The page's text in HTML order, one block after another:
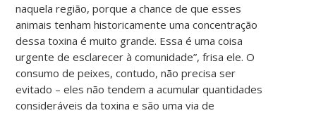
naquela região, porque a chance de que esses
animais tenham historicamente uma concentração
dessa toxina é muito grande. Essa é uma coisa
urgente de esclarecer à comunidade”, frisa ele. O
consumo de peixes, contudo, não precisa ser
evitado – eles não tendem a acumular quantidades
consideráveis da toxina e são uma via de